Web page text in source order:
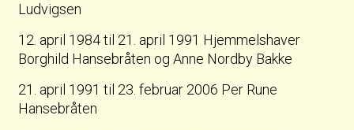
Ludvigsen
12. april 1984 til 21. april 1991 Hjemmelshaver
Borghild Hansebråten og Anne Nordby Bakke
21. april 1991 til 23. februar 2006 Per Rune
Hansebråten